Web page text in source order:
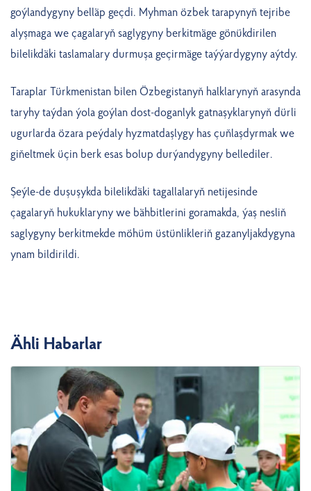
goýlandygyny belläp geçdi. Myhman özbek tarapynyň tejribe
alyşmaga we çagalaryň saglygyny berkitmäge gönükdirilen
bilelikdäki taslamalary durmuşa geçirmäge taýýardygyny aýtdy.
Taraplar Türkmenistan bilen Özbegistanyň halklarynyň arasynda
taryhy taýdan ýola goýlan dost-doganlyk gatnaşyklarynyň dürli
ugurlarda özara peýdaly hyzmatdaşlygy has çuňlaşdyrmak we
giňeltmek üçin berk esas bolup durýandygyny bellediler.
Şeýle-de duşuşykda bilelikdäki tagallalaryň netijesinde
çagalaryň hukuklaryny we bähbitlerini goramakda, ýaş nesliň
saglygyny berkitmekde möhüm üstünlikleriň gazanyljakdygyna
ynam bildirildi.
Ähli Habarlar